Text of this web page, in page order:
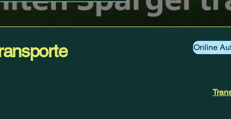
Online